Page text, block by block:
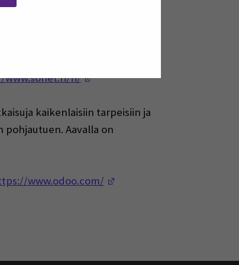
kuin
www.sonet.fi/fi/ (Opens in a new window)
kaikenlaisiin tarpeisiin ja
Aavalla on
www.odoo.com/